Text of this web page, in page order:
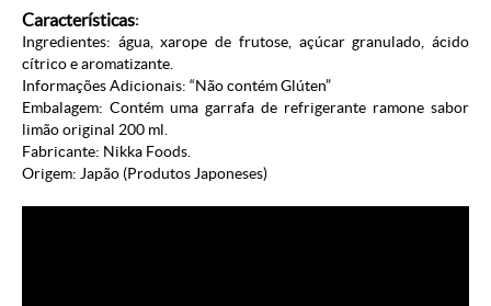
Características:
Ingredientes: água, xarope de frutose, açúcar granulado, ácido
cítrico e aromatizante.
Informações Adicionais: “Não contém Glúten”
Embalagem: Contém uma garrafa de refrigerante ramone sabor
limão original 200 ml.
Fabricante: Nikka Foods.
Origem: Japão (Produtos Japoneses)